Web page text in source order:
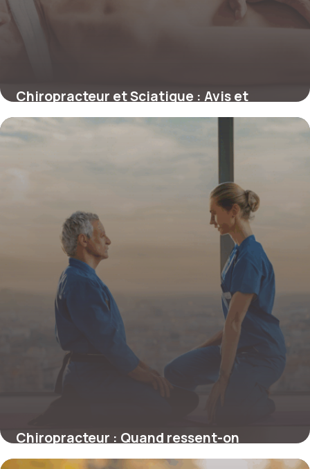
Chiropracteur et Sciatique : Avis et
Retours d’Expérience Réalistes
4 juillet 2025
Chiropracteur : Quand ressent-on
réellement les effets ?